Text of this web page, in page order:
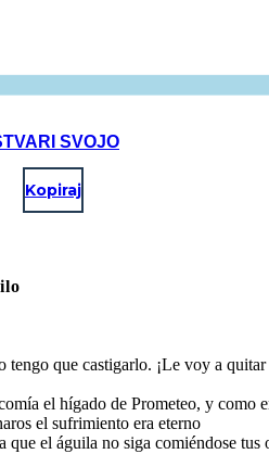
SVOJO
Kopiraj
tengo que castigarlo. ¡Le voy a
el hígado de Prometeo, y como
el sufrimiento era eterno
que el águila no siga comiéndose tus